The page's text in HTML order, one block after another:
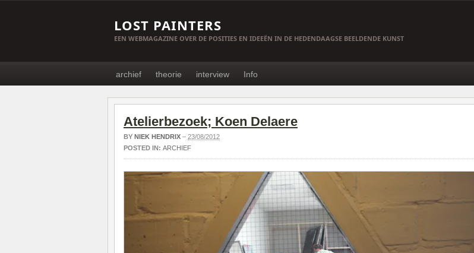
LOST PAINTERS
EEN WEBMAGAZINE OVER DE POSITIES EN IDEEËN IN DE HEDENDAAGSE BEELDENDE KUNST
archief theorie interview Info
Atelierbezoek; Koen Delaere
BY NIEK HENDRIX – 23/08/2012
POSTED IN: ARCHIEF